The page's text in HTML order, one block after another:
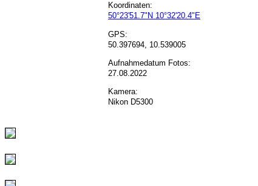
Koordinaten:
50°23'51.7"N 10°32'20.4"E
GPS:
50.397694, 10.539005
Aufnahmedatum Fotos:
27.08.2022
Kamera:
Nikon D5300